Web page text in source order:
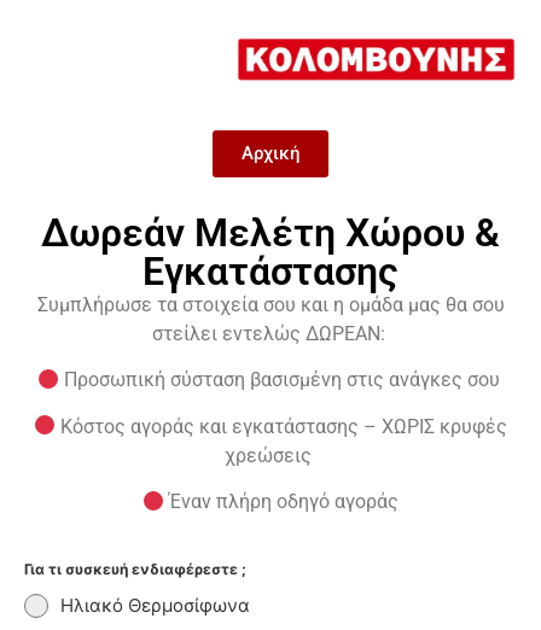
Αρχική
Δωρεάν Μελέτη Χώρου &
Εγκατάστασης
Συμπλήρωσε τα στοιχεία σου και η ομάδα μας θα σου
στείλει εντελώς ΔΩΡΕΑΝ:
Προσωπική σύσταση βασισμένη στις ανάγκες σου
Κόστος αγοράς και εγκατάστασης – ΧΩΡΙΣ κρυφές
χρεώσεις
Έναν πλήρη οδηγό αγοράς
Για τι συσκευή ενδιαφέρεστε ;
Ηλιακό Θερμοσίφωνα